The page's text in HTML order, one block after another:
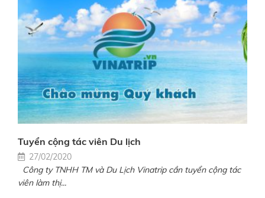
Tuyển cộng tác viên Du lịch
Công ty TNHH TM và Du Lịch Vinatrip cần tuyển cộng tác
viên làm thị...
27/02/2020